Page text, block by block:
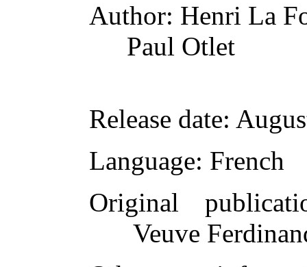
Author: Henri La
Paul Otlet
Release date:
Language: French
Original
Veuve